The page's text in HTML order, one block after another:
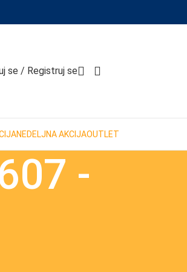
results are available use up and
se / Registruj se
NEDELJNA AKCIJAOUTLET
-